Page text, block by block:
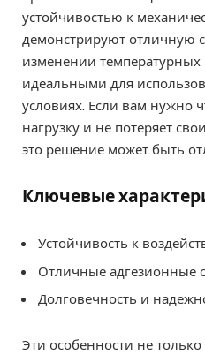
устойчивостью к
демонстрируют отличную
изменении температурных
идеальными для
условиях. Если вам нужно
нагрузку и не потеряет
это решение может быть
Ключевые
Устойчивость к
Отличные адгезионные
Долговечность и
Эти особенности не